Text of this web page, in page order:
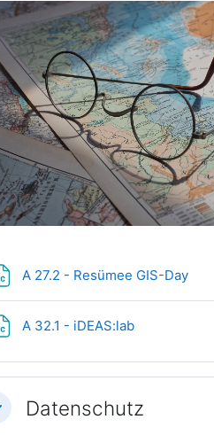
A 27.2 - Resümee GIS-Day
A 32.1 - iDEAS:lab
Datenschutz